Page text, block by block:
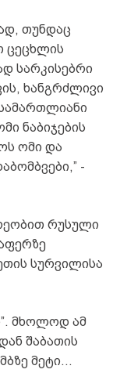
თუნდაც
ცეცხლის
სარკისებრი
ხანგრძლივი
ნაბიჯების
ომი და
-
რუსული
სურვილისა
მხოლოდ ამ
შაბათის
მეტი…